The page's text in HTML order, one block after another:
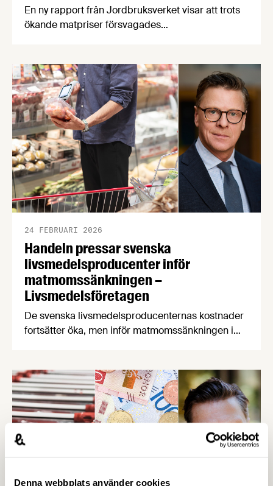
Denna webbplats använder cookies
En ny rapport från Jordbruksverket visar att trots
ökande matpriser försvagades
klimatomställning och konkurrenskraft. Vår
chefekonom Carl Eckerdal tycker att rapporten
borde läsas av de politiker som fortsätter prata
om ”övervinster” i livsmedelsbranschen.
Handeln pressar svenska
livsmedelsproducenter inför
matmomssänkningen –
Livsmedelsföretagen
24 FEBRUARI 2026
De svenska livsmedelsproducenternas kostnader
fortsätter öka, men inför matmomssänkningen i
producenterna listar de viktigaste
konsumenttrenderna knuffar svenskproducerat
ner EMV från förstaplatsen och lågprisfaktorn
minskar rejält. Det är några av nyheterna i
Livsmedelsföretagens konjunkturbrev för Q4
2025.